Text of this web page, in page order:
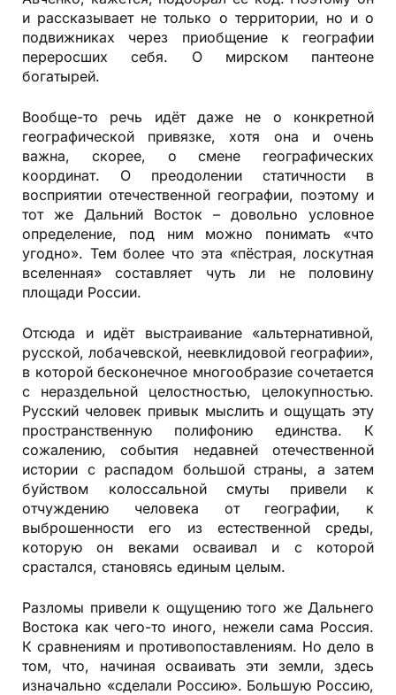
и рассказывает не только о территории, но и о
подвижниках через приобщение к географии
переросших себя. О мирском пантеоне
богатырей.
Вообще-то речь идёт даже не о конкретной
географической привязке, хотя она и очень
важна, скорее, о смене географических
координат. О преодолении статичности в
восприятии отечественной географии, поэтому и
тот же Дальний Восток – довольно условное
определение, под ним можно понимать «что
угодно». Тем более что эта «пёстрая, лоскутная
вселенная» составляет чуть ли не половину
площади России.
Отсюда и идёт выстраивание «альтернативной,
русской, лобачевской, неевклидовой географии»,
в которой бесконечное многообразие сочетается
с нераздельной целостностью, целокупностью.
Русский человек привык мыслить и ощущать эту
пространственную полифонию единства. К
сожалению, события недавней отечественной
истории с распадом большой страны, а затем
буйством колоссальной смуты привели к
отчуждению человека от географии, к
выброшенности его из естественной среды,
которую он веками осваивал и с которой
срастался, становясь единым целым.
Разломы привели к ощущению того же Дальнего
Востока как чего-то иного, нежели сама Россия.
К сравнениям и противопоставлениям. Но дело в
том, что, начиная осваивать эти земли, здесь
изначально «сделали Россию». Большую Россию,